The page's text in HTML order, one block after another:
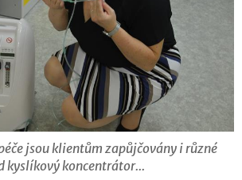
jsou klientům zapůjčovány i různé
kyslíkový koncentrátor...